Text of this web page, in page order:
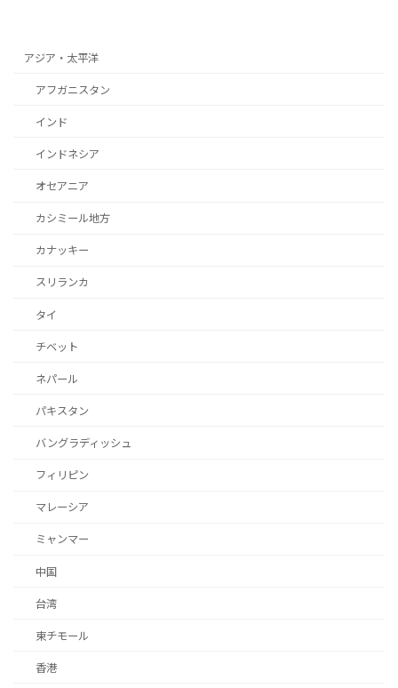
アジア・太平洋
アフガニスタン
インド
インドネシア
オセアニア
カシミール地方
カナッキー
スリランカ
タイ
チベット
ネパール
パキスタン
バングラディッシュ
フィリピン
マレーシア
ミャンマー
中国
台湾
東チモール
香港